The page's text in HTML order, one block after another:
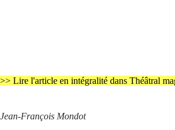
>> Lire l'article en intégralité dans Théâtral
Jean-François Mondot